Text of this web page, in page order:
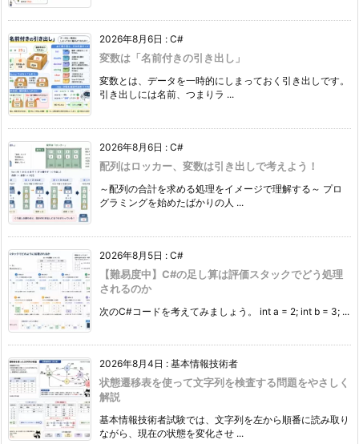
2026年8月6日 : C#
変数は「名前付きの引き出し」
変数とは、データを一時的にしまっておく引き出しです。
引き出しには名前、つまりラ ...
2026年8月6日 : C#
配列はロッカー、変数は引き出しで考えよう！
～配列の合計を求める処理をイメージで理解する～ プロ
グラミングを始めたばかりの人 ...
2026年8月5日 : C#
【難易度中】C#の足し算は評価スタックでどう処理
されるのか
次のC#コードを考えてみましょう。 int a = 2; int b = 3; ...
2026年8月4日 : 基本情報技術者
状態遷移表を使って文字列を検査する問題をやさしく
解説
基本情報技術者試験では、文字列を左から順番に読み取り
ながら、現在の状態を変化させ ...